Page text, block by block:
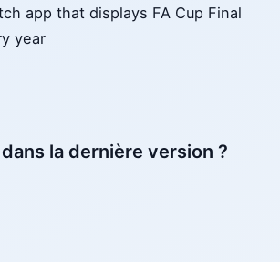
app that displays FA Cup Final
year
la dernière version ?